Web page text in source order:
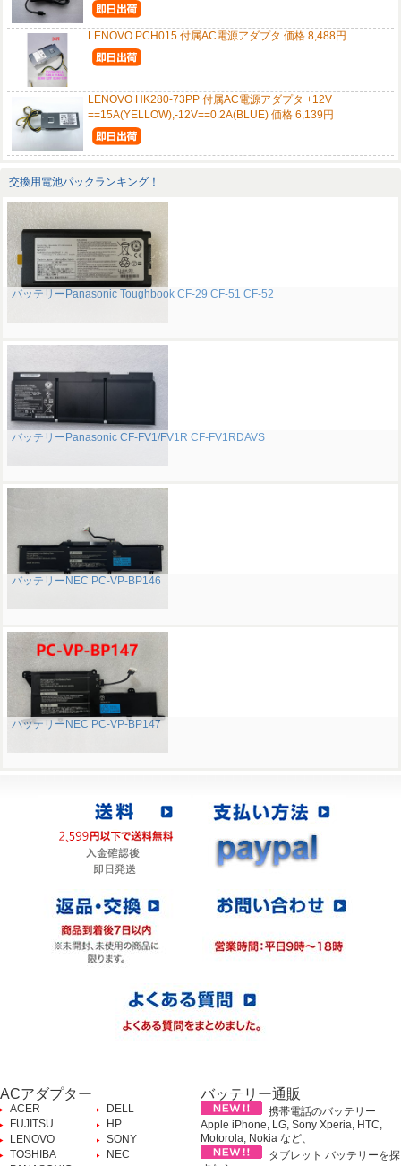
LENOVO PCH015 付属AC電源アダプタ 価格 8,488円
LENOVO HK280-73PP 付属AC電源アダプタ +12V
==15A(YELLOW),-12V==0.2A(BLUE) 価格 6,139円
交換用電池パックランキング！
バッテリーPanasonic Toughbook CF-29 CF-51 CF-52
バッテリーPanasonic CF-FV1/FV1R CF-FV1RDAVS
バッテリーNEC PC-VP-BP146
バッテリーNEC PC-VP-BP147
ACアダプター
ACER
DELL
FUJITSU
HP
LENOVO
SONY
TOSHIBA
NEC
バッテリー通販
携帯電話のバッテリー
Apple iPhone, LG, Sony Xperia, HTC,
Motorola, Nokia など、
タブレット バッテリーを探